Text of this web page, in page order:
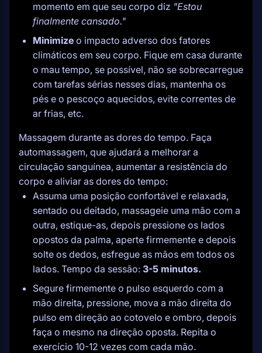
momento em que seu corpo diz "Estou
finalmente cansado."
Minimize o impacto adverso dos fatores
climáticos em seu corpo. Fique em casa durante
o mau tempo, se possível, não se sobrecarregue
com tarefas sérias nesses dias, mantenha os
pés e o pescoço aquecidos, evite correntes de
ar frias, etc.
Massagem durante as dores do tempo. Faça
automassagem, que ajudará a melhorar a
circulação sanguínea, aumentar a resistência do
corpo e aliviar as dores do tempo:
Assuma uma posição confortável e relaxada,
sentado ou deitado, massageie uma mão com a
outra, estique-as, depois pressione os lados
opostos da palma, aperte firmemente e depois
solte os dedos, esfregue as mãos em todos os
lados. Tempo da sessão: 3-5 minutos.
Segure firmemente o pulso esquerdo com a
mão direita, pressione, mova a mão direita do
pulso em direção ao cotovelo e ombro, depois
faça o mesmo na direção oposta. Repita o
exercício 10-12 vezes com cada mão.